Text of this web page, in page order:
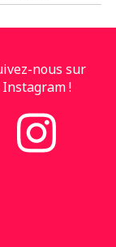
nous sur
Instagram !